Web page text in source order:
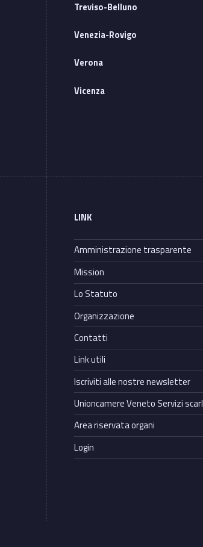
Treviso-Belluno
Venezia-Rovigo
Verona
Vicenza
LINK
Amministrazione trasparente
Mission
Lo Statuto
Organizzazione
Contatti
Link utili
Iscriviti alle nostre newsletter
Unioncamere Veneto Servizi scarl
Area riservata organi
Login